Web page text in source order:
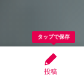
タップで保存
投稿